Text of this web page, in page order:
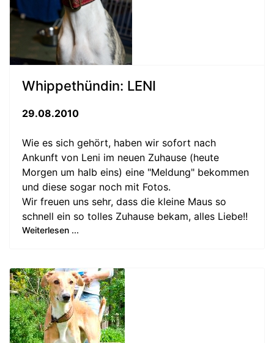
Whippethündin: LENI
29.08.2010
Wie es sich gehört, haben wir sofort nach
Ankunft von Leni im neuen Zuhause (heute
Morgen um halb eins) eine "Meldung" bekommen
und diese sogar noch mit Fotos.
Wir freuen uns sehr, dass die kleine Maus so
schnell ein so tolles Zuhause bekam, alles Liebe!!
Weiterlesen ...